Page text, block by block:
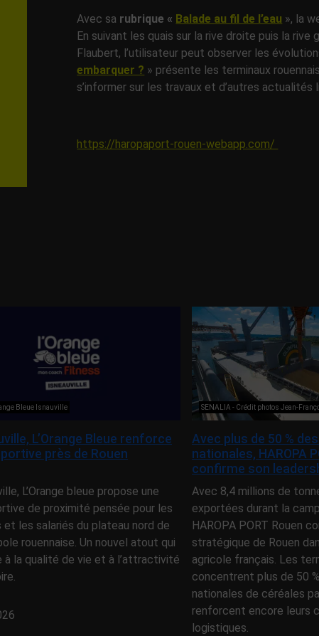
Avec sa rubrique « Balade au fil de l’eau », la
En suivant les quais sur la rive droite puis la
Flaubert, l’utilisateur peut observer les
embarquer ? » présente les terminaux
s’informer sur les travaux et d’autres
https://haropaport-rouen-webapp.com/
Bleue Isnauville
L’Orange Bleue renforce
près de Rouen
L’Orange bleue propose une
de proximité pensée pour les
et les salariés du plateau nord de
rouennaise. Un nouvel atout qui
à la qualité de vie et à l’attractivité
SENALIA - Crédit photos Jean-
Avec plus de 50 %
nationales, HAROPA
confirme son
Avec 8,4 millions de
exportées durant la
HAROPA PORT Rouen
stratégique de Rouen
agricole français. Les
concentrent plus de 50
nationales de céréales
renforcent encore leurs
logistiques.